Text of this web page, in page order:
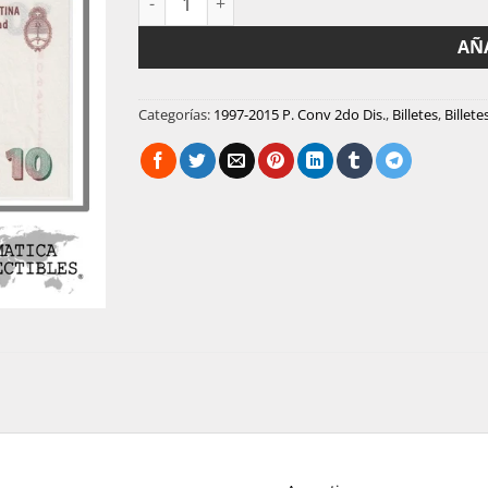
Categorías: 1997-2015 P. Conv 2do Dis., Billetes,